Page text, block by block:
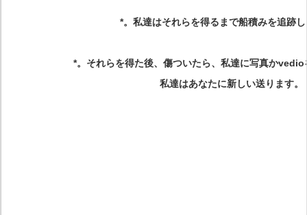
*。私達はそれらを得るまで船積みを追跡
*。それらを得た後、傷ついたら、私達に写真かvedio
私達はあなたに新しい送ります。